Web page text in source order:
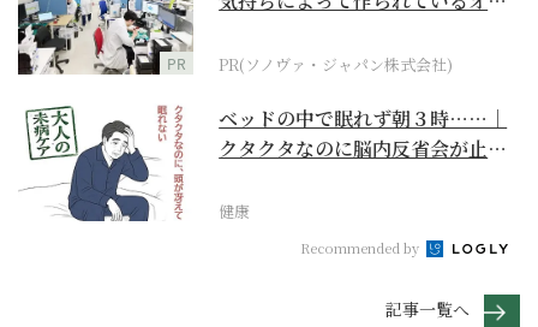
PR PR(ソノヴァ・ジャパン株式会社)
ベッドの中で眠れず朝３時……｜
クタクタなのに脳内反省会が止ま
健康
Recommended by
記事一覧へ